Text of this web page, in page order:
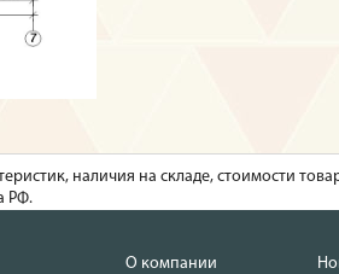
наличия на складе, стоимости
РФ.
О компании